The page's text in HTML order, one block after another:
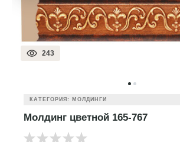
243
КАТЕГОРИЯ: МОЛДИНГИ
Молдинг цветной 165-767